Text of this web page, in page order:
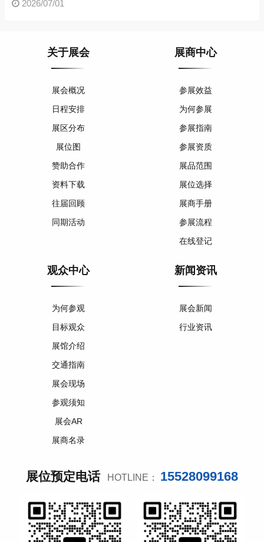
2026/07/01
关于展会
展会概况
日程安排
展区分布
展位图
赞助合作
资料下载
往届回顾
同期活动
展商中心
参展效益
为何参展
参展指南
参展资质
展品范围
展位选择
展商手册
参展流程
在线登记
观众中心
为何参观
目标观众
展馆介绍
交通指南
展会现场
参观须知
展会AR
展商名录
新闻资讯
展会新闻
行业资讯
展位预定电话 HOTLINE： 15528099168